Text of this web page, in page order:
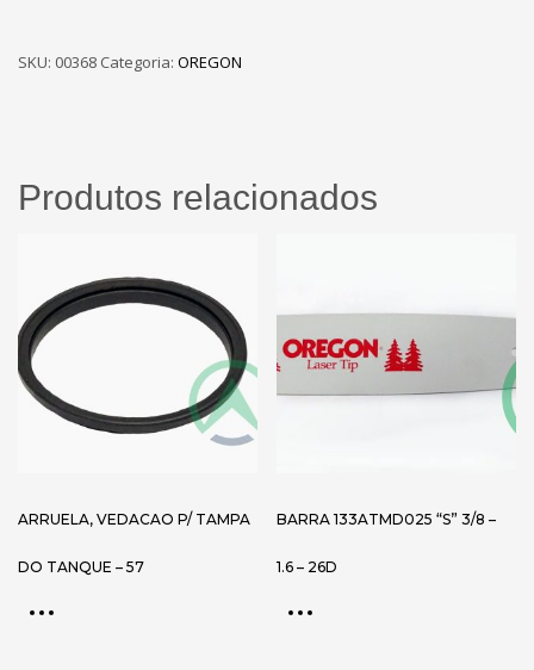
SKU: 00368 Categoria: OREGON
Produtos relacionados
ARRUELA, VEDACAO P/ TAMPA
DO TANQUE – 57
BARRA 133ATMD025 “S” 3/8 –
1.6 – 26D